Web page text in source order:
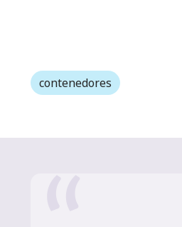
contenedores